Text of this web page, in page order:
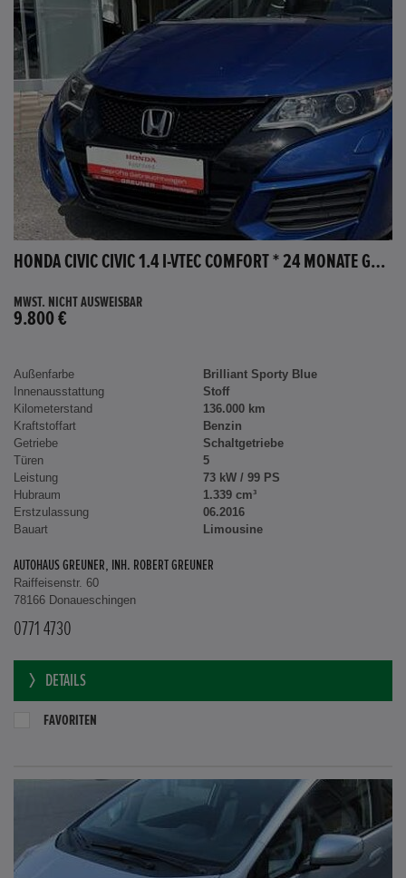
HONDA CIVIC CIVIC 1.4 I-VTEC COMFORT * 24 MONATE GARANTIE *
MWST. NICHT AUSWEISBAR
9.800 €
Außenfarbe
Brilliant Sporty Blue
Innenausstattung
Stoff
Kilometerstand
136.000 km
Kraftstoffart
Benzin
Getriebe
Schaltgetriebe
Türen
5
Leistung
73 kW / 99 PS
Hubraum
1.339 cm³
Erstzulassung
06.2016
Bauart
Limousine
AUTOHAUS GREUNER, INH. ROBERT GREUNER
Raiffeisenstr. 60
78166 Donaueschingen
0771 4730
DETAILS
FAVORITEN